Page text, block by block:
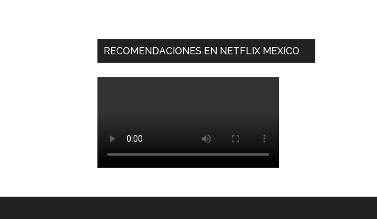
RECOMENDACIONES EN NETFLIX MEXICO